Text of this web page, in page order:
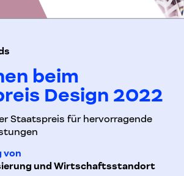
beim
Design 2022
Staatspreis für hervorragende
von
und Wirtschaftsstandort